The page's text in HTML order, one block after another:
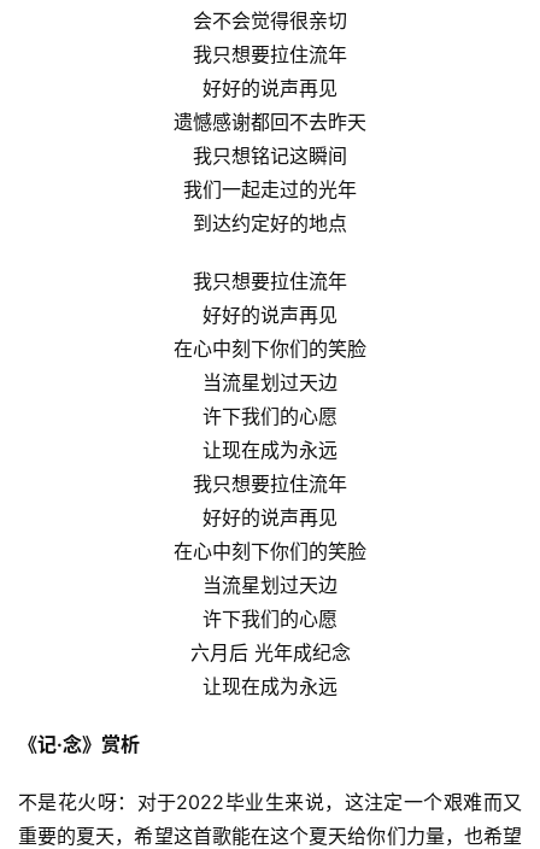
会不会觉得很亲切
我只想要拉住流年
好好的说声再见
遗憾感谢都回不去昨天
我只想铭记这瞬间
我们一起走过的光年
到达约定好的地点
我只想要拉住流年
好好的说声再见
在心中刻下你们的笑脸
当流星划过天边
许下我们的心愿
让现在成为永远
我只想要拉住流年
好好的说声再见
在心中刻下你们的笑脸
当流星划过天边
许下我们的心愿
六月后 光年成纪念
让现在成为永远
《记·念》赏析
不是花火呀：对于2022毕业生来说，这注定一个艰难而又
重要的夏天，希望这首歌能在这个夏天给你们力量，也希望